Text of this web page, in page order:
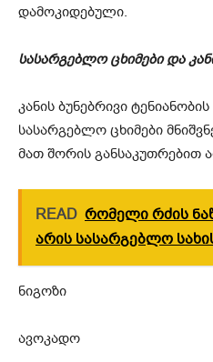
დამოკიდებული.
სასარგებლო ცხიმები და
კანის ბუნებრივი
სასარგებლო ცხიმები
მათ შორის განსაკუთრებით
READ რომელი რძის
არის სასარგებლო
ნიგოზი
ავოკადო